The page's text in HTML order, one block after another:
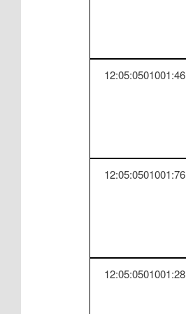
12:05:0501001:46
12:05:0501001:76
12:05:0501001:28